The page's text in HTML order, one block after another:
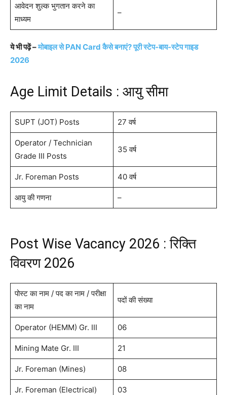
आवेदन शुल्क भुगतान करने का
माध्यम
–
ये भी पढ़ें –मोबाइल से PAN Card कैसे बनाएं? पूरी स्टेप-बाय-स्टेप गाइड
2026
Age Limit Details : आयु सीमा
SUPT (JOT) Posts 27 वर्ष
Operator / Technician
Grade III Posts
35 वर्ष
Jr. Foreman Posts 40 वर्ष
आयु की गणना –
Post Wise Vacancy 2026 : रिक्ति
विवरण 2026
पोस्ट का नाम / पद का नाम / परीक्षा
का नाम
पदों की संख्या
Operator (HEMM) Gr. III 06
Mining Mate Gr. III 21
Jr. Foreman (Mines) 08
Jr. Foreman (Electrical) 03